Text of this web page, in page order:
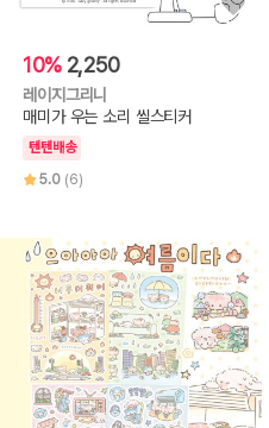
10% 2,250
레이지그리니
매미가 우는 소리 씰스티커
텐텐배송
5.0 (6)